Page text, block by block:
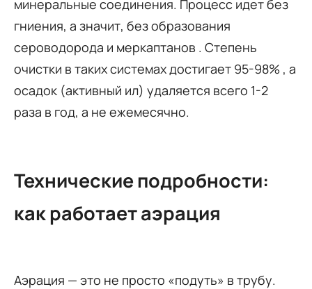
минеральные соединения. Процесс идет без
гниения, а значит, без образования
сероводорода и меркаптанов . Степень
очистки в таких системах достигает 95-98% , а
осадок (активный ил) удаляется всего 1-2
раза в год, а не ежемесячно.
Технические подробности:
как работает аэрация
Аэрация — это не просто «подуть» в трубу.